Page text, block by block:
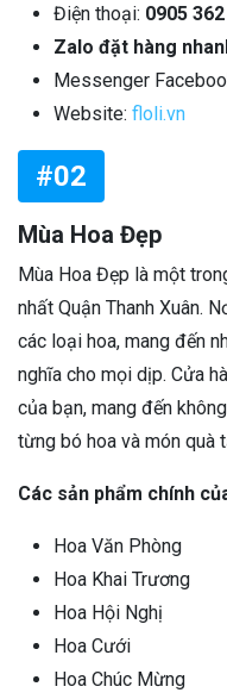
Điện thoại: 0905
Zalo đặt hàng
Messenger
Website: floli.vn
#02
Mùa Hoa Đẹp
Mùa Hoa Đẹp là một
nhất Quận Thanh Xuân.
các loại hoa, mang đến
nghĩa cho mọi dịp. Cửa
của bạn, mang đến
từng bó hoa và món quà
Các sản phẩm chính
Hoa Văn Phòng
Hoa Khai Trương
Hoa Hội Nghị
Hoa Cưới
Hoa Chúc Mừng